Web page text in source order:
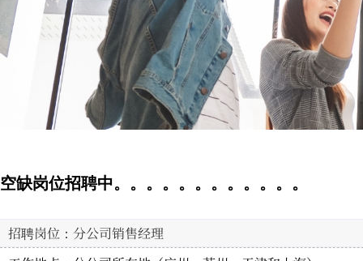
空缺岗位招聘中。。。。。。。。。。。。
招聘岗位：分公司销售经理